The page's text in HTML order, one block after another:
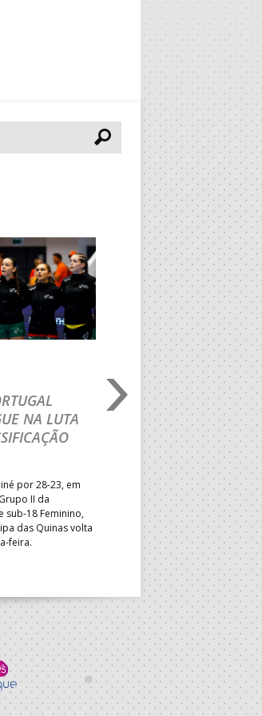
Pesquisar
NA LUTA
por 28-23, em
II da
sub-18 Feminino,
das Quinas volta
feira.
03.08.2026
M18 EHF EURO
CEDE DIANTE DA
MAIN ROUND
Segunda parte dominada
derrota portuguesa por 35-
Grupo II da Main Round do
Masculino, em Belgrado.
a entrar em campo esta
horas.
Seguinte